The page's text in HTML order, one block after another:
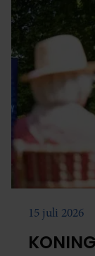
15 juli 2026